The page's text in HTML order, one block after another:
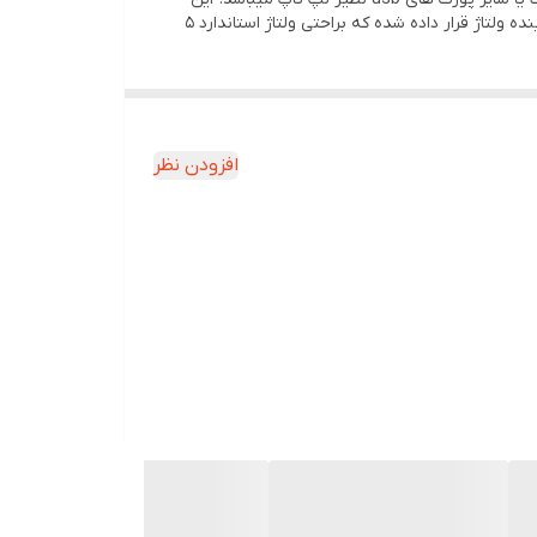
محصول توانایی تامین برق تجهیزاتی که نیاز به برق تغذیه 12 ولت دارند تا جریان 1 آمپر را دارد. در قسمت USB محصول یک چیپ افزاینده ولتاژ قرار داده شده که براحتی ولتاژ استاندارد 5
افزودن نظر